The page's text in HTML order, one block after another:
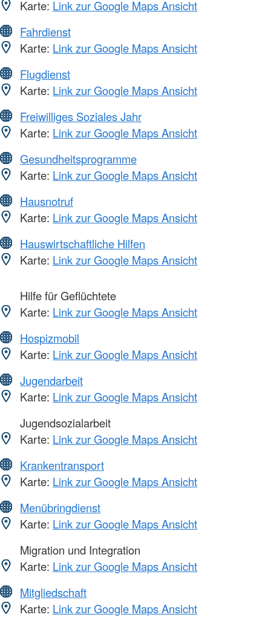
Karte: Link zur Google Maps Ansicht
Fahrdienst
Karte: Link zur Google Maps Ansicht
Flugdienst
Karte: Link zur Google Maps Ansicht
Freiwilliges Soziales Jahr
Karte: Link zur Google Maps Ansicht
Gesundheitsprogramme
Karte: Link zur Google Maps Ansicht
Hausnotruf
Karte: Link zur Google Maps Ansicht
Hauswirtschaftliche Hilfen
Karte: Link zur Google Maps Ansicht
Hilfe für Geflüchtete
Karte: Link zur Google Maps Ansicht
Hospizmobil
Karte: Link zur Google Maps Ansicht
Jugendarbeit
Karte: Link zur Google Maps Ansicht
Jugendsozialarbeit
Karte: Link zur Google Maps Ansicht
Krankentransport
Karte: Link zur Google Maps Ansicht
Menübringdienst
Karte: Link zur Google Maps Ansicht
Migration und Integration
Karte: Link zur Google Maps Ansicht
Mitgliedschaft
Karte: Link zur Google Maps Ansicht